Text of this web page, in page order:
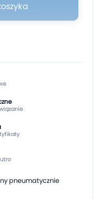
pneumatycznie